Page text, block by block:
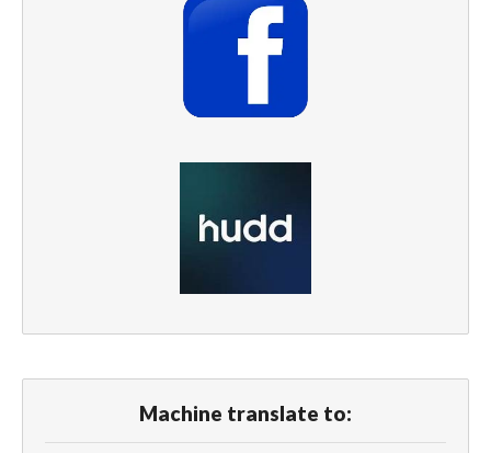
Machine translate to: